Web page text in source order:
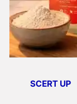
SCERT UP